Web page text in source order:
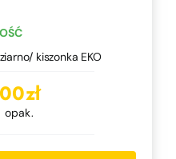
kiszonka EKO
zł
opak.